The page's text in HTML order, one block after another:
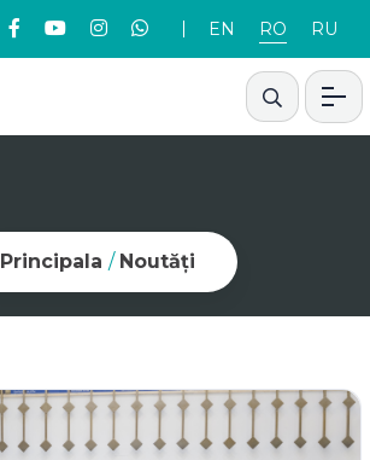
EN RO RU
Principala / Noutăți